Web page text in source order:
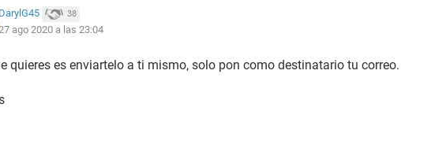
DarylG45 38
ago 2020 a las 23:04
quieres es enviartelo a ti mismo, solo pon como destinatario tu correo.